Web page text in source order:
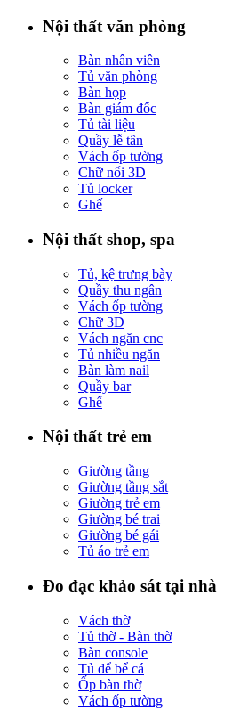
Nội thất văn phòng
Bàn nhân viên
Tủ văn phòng
Bàn họp
Bàn giám đốc
Tủ tài liệu
Quầy lễ tân
Vách ốp tường
Chữ nổi 3D
Tủ locker
Ghế
Nội thất shop, spa
Tủ, kệ trưng bày
Quầy thu ngân
Vách ốp tường
Chữ 3D
Vách ngăn cnc
Tủ nhiều ngăn
Bàn làm nail
Quầy bar
Ghế
Nội thất trẻ em
Giường tầng
Giường tầng sắt
Giường trẻ em
Giường bé trai
Giường bé gái
Tủ áo trẻ em
Đo đạc khảo sát tại nhà
Vách thờ
Tủ thờ - Bàn thờ
Bàn console
Tủ để bể cá
Ốp bàn thờ
Vách ốp tường